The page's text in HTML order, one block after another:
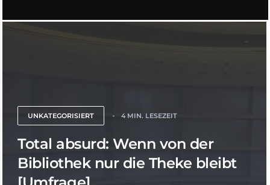
UNKATEGORISIERT 4 MIN. LESEZEIT
Total absurd: Wenn von der
Bibliothek nur die Theke bleibt